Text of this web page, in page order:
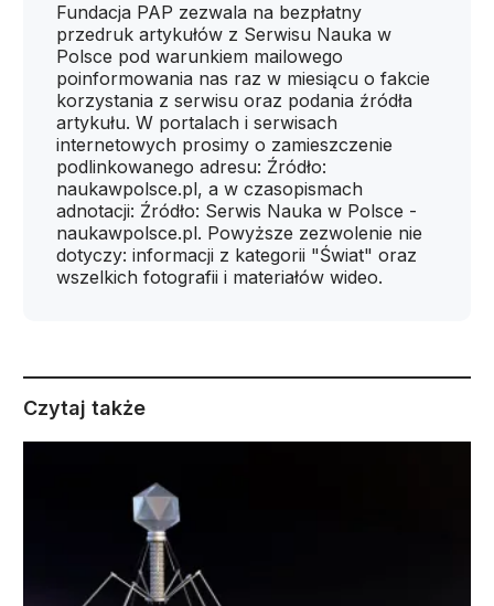
Fundacja PAP zezwala na bezpłatny
przedruk artykułów z Serwisu Nauka w
Polsce pod warunkiem mailowego
poinformowania nas raz w miesiącu o fakcie
korzystania z serwisu oraz podania źródła
artykułu. W portalach i serwisach
internetowych prosimy o zamieszczenie
podlinkowanego adresu: Źródło:
naukawpolsce.pl, a w czasopismach
adnotacji: Źródło: Serwis Nauka w Polsce -
naukawpolsce.pl. Powyższe zezwolenie nie
dotyczy: informacji z kategorii "Świat" oraz
wszelkich fotografii i materiałów wideo.
Czytaj także